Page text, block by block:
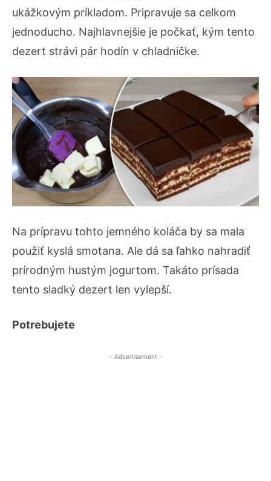
ukážkovým príkladom. Pripravuje sa celkom
jednoducho. Najhlavnejšie je počkať, kým tento
dezert strávi pár hodín v chladničke.
Na prípravu tohto jemného koláča by sa mala
použiť kyslá smotana. Ale dá sa ľahko nahradiť
prírodným hustým jogurtom. Takáto prísada
tento sladký dezert len vylepší.
Potrebujete
- Advertisement -